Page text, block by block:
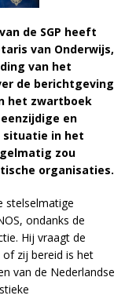
de SGP heeft
van Onderwijs,
van het
de berichtgeving
het zwartboek
en
situatie in het
zou
organisaties.
stelselmatige
ondanks de
Hij vraagt de
zij bereid is het
van de Nederlandse